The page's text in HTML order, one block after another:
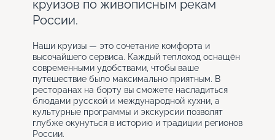
круизов по живописным рекам
России.
Наши круизы — это сочетание комфорта и
высочайшего сервиса. Каждый теплоход оснащён
современными удобствами, чтобы ваше
путешествие было максимально приятным. В
ресторанах на борту вы сможете насладиться
блюдами русской и международной кухни, а
культурные программы и экскурсии позволят
глубже окунуться в историю и традиции регионов
России.